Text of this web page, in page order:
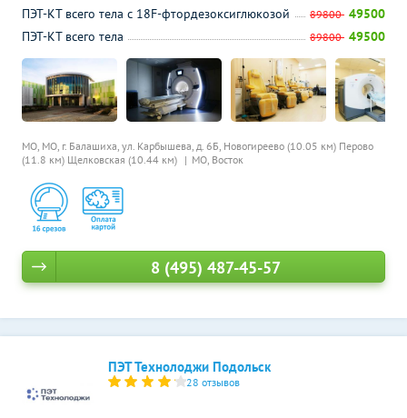
МО, МО, г. Балашиха, ул. Карбышева, д. 6Б, Новогиреево (10.05 км) Перово
(11.8 км) Щелковская (10.44 км) МО, Восток
ПЭТ-КТ всего тела с 18F-фтордезоксиглюкозой
89800 49500
ПЭТ-КТ всего тела
89800 49500
8 (495) 487-45-57
ПЭТ Технолоджи Подольск
28 отзывов